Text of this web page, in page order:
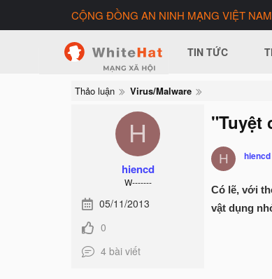
CỘNG ĐỒNG AN NINH MẠNG VIỆT NAM
TIN TỨC
Thảo luận Virus/Malware
H
hiencd
W-------
05/11/2013
0
4 bài viết
"Tuyệt
H hiencd
Có lẽ, với
vật dụng